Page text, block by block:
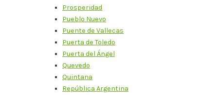
Prosperidad
Pueblo Nuevo
Puente de Vallecas
Puerta de Toledo
Puerta del Ángel
Quevedo
Quintana
República Argentina